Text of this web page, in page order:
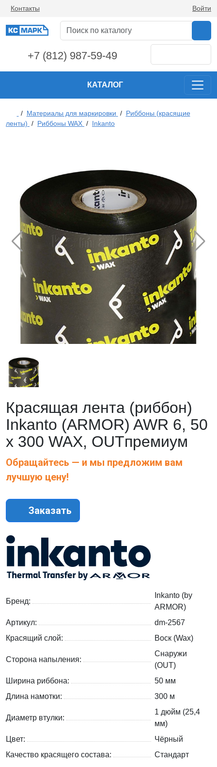
Контакты Войти
+7 (812) 987-59-49
КАТАЛОГ
/ Материалы для маркировки / Риббоны (красящие
ленты) / Риббоны WAX / Inkanto
Красящая лента (риббон)
Inkanto (ARMOR) AWR 6, 50
х 300 WAX, OUTпремиум
Обращайтесь — и мы предложим вам
лучшую цену!
Заказать
Бренд:
Inkanto (by
ARMOR)
Артикул:
dm-2567
Красящий слой:
Воск (Wax)
Сторона напыления:
Снаружи
(OUT)
Ширина риббона:
50 мм
Длина намотки:
300 м
Диаметр втулки:
1 дюйм (25,4
мм)
Цвет:
Чёрный
Качество красящего состава:
Стандарт